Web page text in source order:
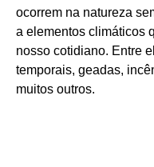
ocorrem na natureza
a elementos climáticos
nosso cotidiano. Entre
temporais, geadas,
muitos outros.